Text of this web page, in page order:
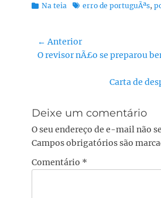
Categorias:
Na teia Tags:erro de portuguÃªs,
Navegação
de
← Anterior
Post
O revisor nÃ£o se preparou
Carta de
Deixe um comentário
O seu endereço de e-mail não
Campos obrigatórios são
Comentário *